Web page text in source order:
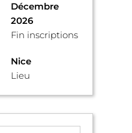
Décembre
2026
Fin inscriptions
Nice
Lieu